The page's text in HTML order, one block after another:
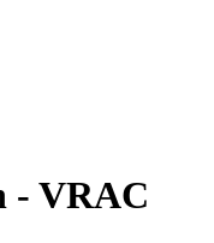
- VRAC